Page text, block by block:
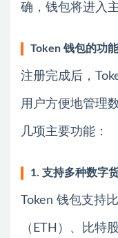
确，钱包将进入
Token 钱包的功
注册完成后，
用户方便地管理
几项主要功能：
1. 支持多种数字
Token 钱包支持
（ETH）、比特